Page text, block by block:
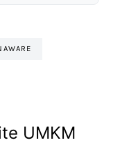
UMKM